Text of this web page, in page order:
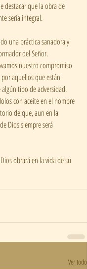
destacar que la obra de
sería integral.
una práctica sanadora y
del Señor.
nuestro compromiso
aquellos que están
tipo de adversidad.
con aceite en el nombre
de que, aun en la
Dios siempre será
obrará en la vida de su
Ver todo